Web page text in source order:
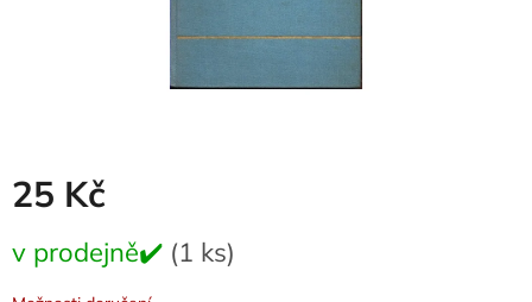
25 Kč
cena:
v prodejně✔️ (1 ks)